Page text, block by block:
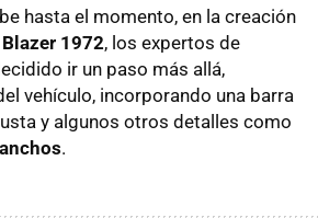
hasta el momento, en la creación
1972, los expertos de
ir un paso más allá,
vehículo, incorporando una barra
y algunos otros detalles como
.